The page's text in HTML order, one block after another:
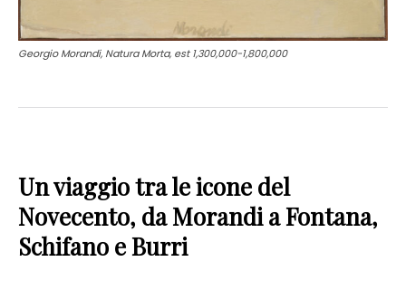
Georgio Morandi, Natura Morta, est 1,300,000-1,800,000
Un viaggio tra le icone del
Novecento, da Morandi a Fontana,
Schifano e Burri